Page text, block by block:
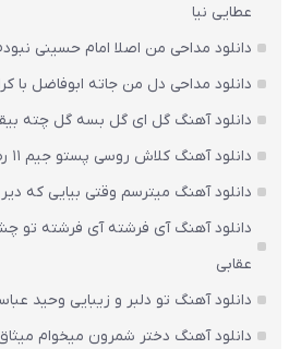
عطایی نیا
دانلود مداحی من اصلا امام حسینی
دانلود مداحی دل من جاته ابوفاضل با
دانلود آهنگ گل ای گل بسه گل چته
دانلود آهنگ کلاش روسی پستو جیم ۱۱ رضا پاپی
دانلود آهنگ میترسم وقتی بیایی که دیر
دانلود آهنگ آی فرشته آی فرشته تو
عقابی
دانلود آهنگ تو دلبر و زیبایی وحید
دانلود آهنگ دختر شمرون میخوام